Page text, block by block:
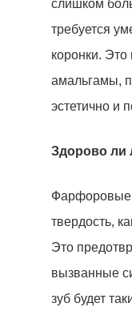
слишком
требуется
коронки. Это
амальгамы,
эстетично и
Здорово ли
Фарфоровые
твердость,
Это
вызванные
зуб будет